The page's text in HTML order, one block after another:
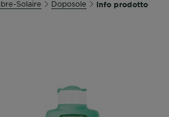
Solaire Doposole Info prodotto